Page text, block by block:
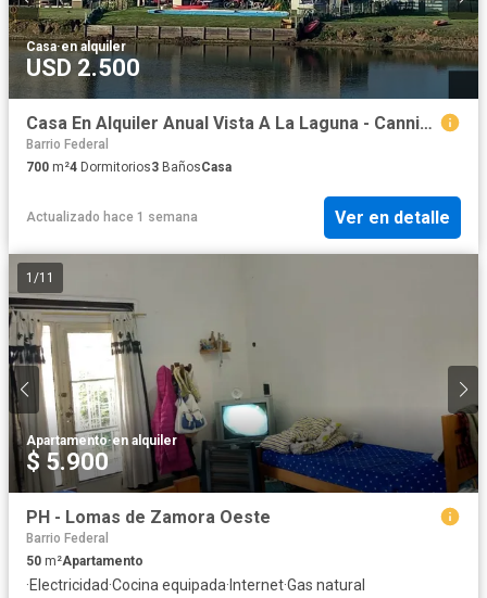
Casa·en alquiler
USD 2.500
Casa En Alquiler Anual Vista A La Laguna - Canning
Barrio Federal
700 m²4 Dormitorios3 BañosCasa
Actualizado hace 1 semana Ver en detalle
1 /11
Apartamento·en alquiler
$ 5.900
PH - Lomas de Zamora Oeste
Barrio Federal
50 m²Apartamento
·Electricidad·Cocina equipada· Internet·Gas natural